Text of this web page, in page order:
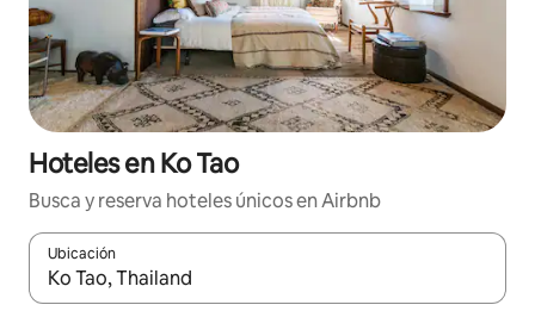
Hoteles en Ko Tao
Busca y reserva hoteles únicos en Airbnb
Ubicación
Cuando los resultados estén disponibles, podrás navegar